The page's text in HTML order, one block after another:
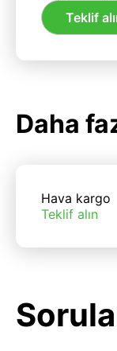
Teklif
Daha
Hava kargo
Teklif alın